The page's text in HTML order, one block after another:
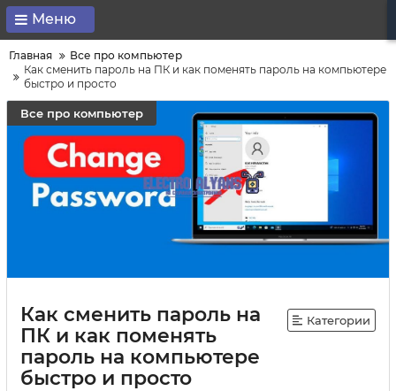
Меню
Главная
Все про компьютер
Как сменить пароль на ПК и как поменять пароль на компьютере
быстро и просто
Все про компьютер
Как сменить пароль на
ПК и как поменять
пароль на компьютере
быстро и просто
Категории